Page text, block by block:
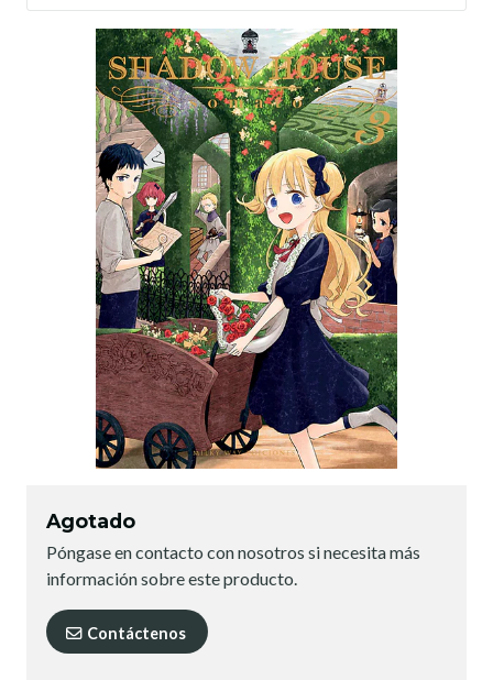
Agotado
Póngase en contacto con nosotros si necesita más
información sobre este producto.
Contáctenos